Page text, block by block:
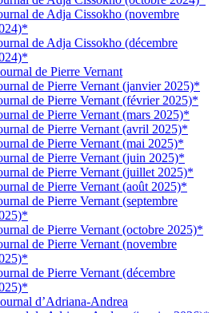
de Adja Cissokho (novembre
de Adja Cissokho (décembre
de Pierre Vernant
de Pierre Vernant (janvier 2025)*
de Pierre Vernant (février 2025)*
de Pierre Vernant (mars 2025)*
de Pierre Vernant (avril 2025)*
de Pierre Vernant (mai 2025)*
de Pierre Vernant (juin 2025)*
de Pierre Vernant (juillet 2025)*
de Pierre Vernant (août 2025)*
de Pierre Vernant (septembre
de Pierre Vernant (octobre 2025)*
de Pierre Vernant (novembre
de Pierre Vernant (décembre
d’Adriana-Andrea